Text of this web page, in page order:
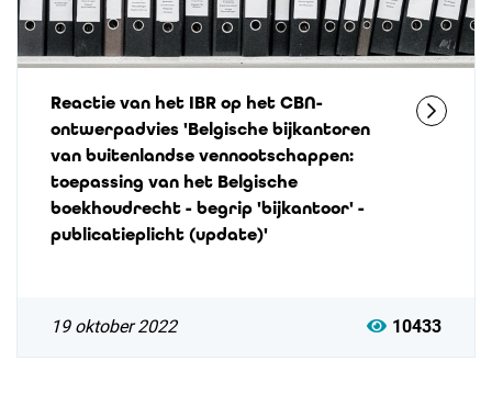
Reactie van het IBR op het CBN-
ontwerpadvies 'Belgische bijkantoren
van buitenlandse vennootschappen:
toepassing van het Belgische
boekhoudrecht - begrip 'bijkantoor' -
publicatieplicht (update)'
19 oktober 2022 10433